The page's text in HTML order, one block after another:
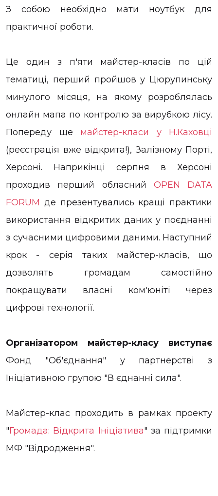
З собою необхідно мати ноутбук для
практичної роботи.
Це один з п'яти майстер-класів по цій
тематиці, перший пройшов у Цюрупинську
минулого місяця, на якому розроблялась
онлайн мапа по контролю за вирубкою лісу.
Попереду ще майстер-класи у Н.Каховці
(реєстрація вже відкрита!), Залізному Порті,
Херсоні. Наприкінці серпня в Херсоні
проходив перший обласний OPEN DATA
FORUM де презентувались кращі практики
використання відкритих даних у поєднанні
з сучасними цифровими даними. Наступний
крок - серія таких майстер-класів, що
дозволять громадам самостійно
покращувати власні ком'юніті через
цифрові технології.
Організатором майстер-класу виступає
Фонд "Об'єднання" у партнерстві з
Ініціативною групою "В єднанні сила".
Майстер-клас проходить в рамках проекту
"Громада: Відкрита Ініціатива" за підтримки
МФ "Відродження".